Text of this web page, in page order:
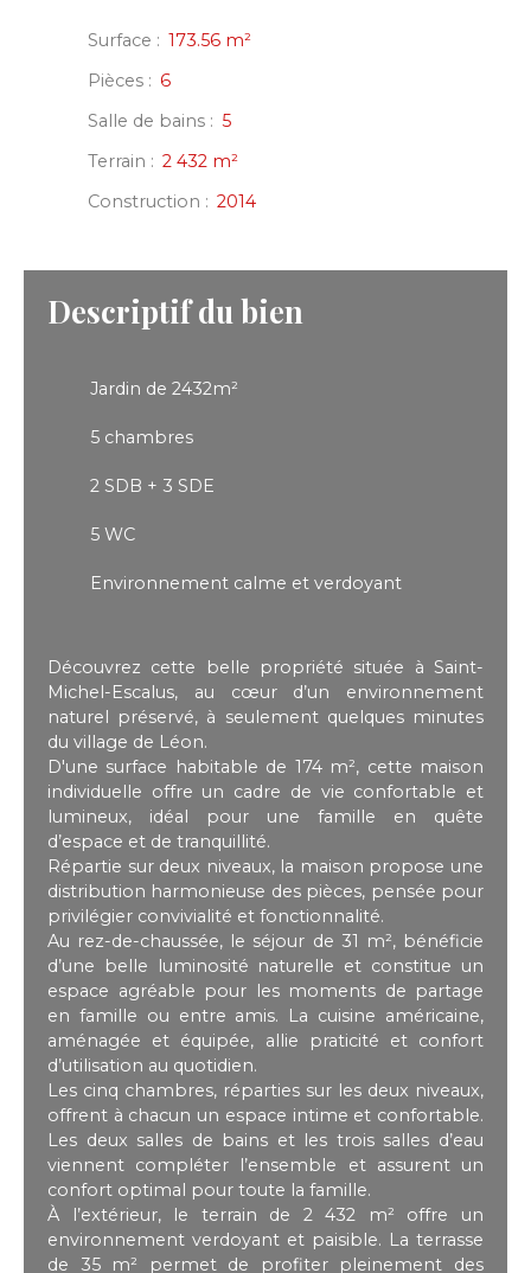
Surface : 173.56 m²
Pièces : 6
Salle de bains : 5
Terrain : 2 432 m²
Construction : 2014
Descriptif du bien
Jardin de 2432m²
5 chambres
2 SDB + 3 SDE
5 WC
Environnement calme et verdoyant
Découvrez cette belle propriété située à Saint-
Michel-Escalus, au cœur d’un environnement
naturel préservé, à seulement quelques minutes
du village de Léon.
D'une surface habitable de 174 m², cette maison
individuelle offre un cadre de vie confortable et
lumineux, idéal pour une famille en quête
d’espace et de tranquillité.
Répartie sur deux niveaux, la maison propose une
distribution harmonieuse des pièces, pensée pour
privilégier convivialité et fonctionnalité.
Au rez-de-chaussée, le séjour de 31 m², bénéficie
d’une belle luminosité naturelle et constitue un
espace agréable pour les moments de partage
en famille ou entre amis. La cuisine américaine,
aménagée et équipée, allie praticité et confort
d’utilisation au quotidien.
Les cinq chambres, réparties sur les deux niveaux,
offrent à chacun un espace intime et confortable.
Les deux salles de bains et les trois salles d’eau
viennent compléter l’ensemble et assurent un
confort optimal pour toute la famille.
À l’extérieur, le terrain de 2 432 m² offre un
environnement verdoyant et paisible. La terrasse
de 35 m² permet de profiter pleinement des